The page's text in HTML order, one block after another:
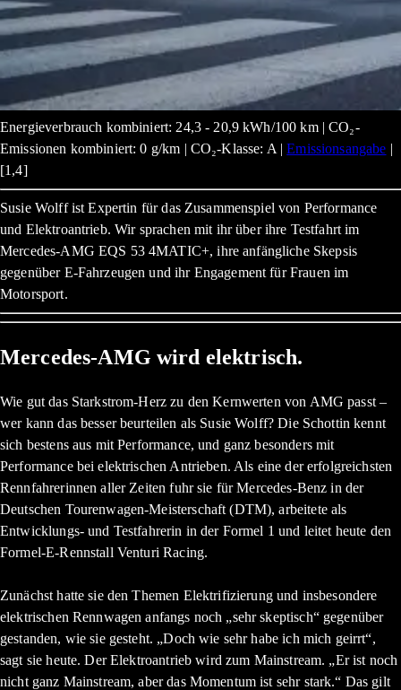
Energieverbrauch kombiniert: 24,3 - 20,9 kWh/100 km | CO₂-
Emissionen kombiniert: 0 g/km | CO₂-Klasse: A |Emissionsangabe |
[1,4]
Susie Wolff ist Expertin für das Zusammenspiel von Performance
und Elektroantrieb. Wir sprachen mit ihr über ihre Testfahrt im
Mercedes-AMG EQS 53 4MATIC+, ihre anfängliche Skepsis
gegenüber E-Fahrzeugen und ihr Engagement für Frauen im
Motorsport.
Mercedes-AMG wird elektrisch.
Wie gut das Starkstrom-Herz zu den Kernwerten von AMG passt –
wer kann das besser beurteilen als Susie Wolff? Die Schottin kennt
sich bestens aus mit Performance, und ganz besonders mit
Performance bei elektrischen Antrieben. Als eine der erfolgreichsten
Rennfahrerinnen aller Zeiten fuhr sie für Mercedes-Benz in der
Deutschen Tourenwagen-Meisterschaft (DTM), arbeitete als
Entwicklungs- und Testfahrerin in der Formel 1 und leitet heute den
Formel-E-Rennstall Venturi Racing.
Zunächst hatte sie den Themen Elektrifizierung und insbesondere
elektrischen Rennwagen anfangs noch „sehr skeptisch“ gegenüber
gestanden, wie sie gesteht. „Doch wie sehr habe ich mich geirrt“,
sagt sie heute. Der Elektroantrieb wird zum Mainstream. „Er ist noch
nicht ganz Mainstream, aber das Momentum ist sehr stark.“ Das gilt